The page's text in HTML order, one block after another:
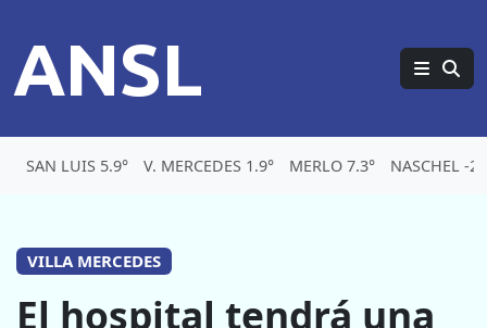
ANSL
SAN LUIS 5.9° V. MERCEDES 1.9° MERLO 7.3° NASCHEL -
VILLA MERCEDES
El hospital tendrá una